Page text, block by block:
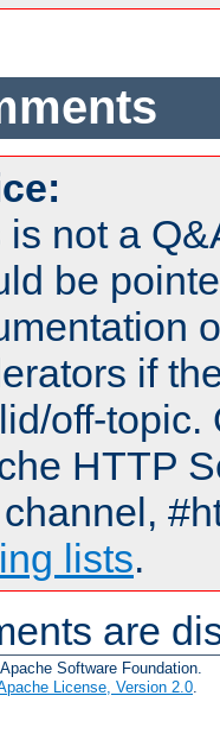
is not a
be
if
off-topic.
HTTP
lists.
are
Software Foundation.
License, Version 2.0